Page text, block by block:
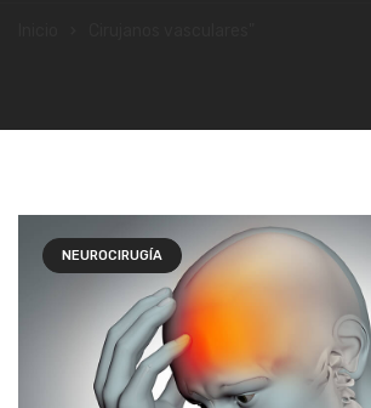
NEUROCIRUGÍA